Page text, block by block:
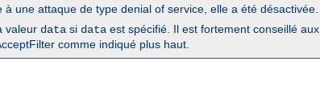
une attaque de type denial of service, elle a été désactivée.
valeur data si data est spécifié. Il est fortement conseillé aux
comme indiqué plus haut.